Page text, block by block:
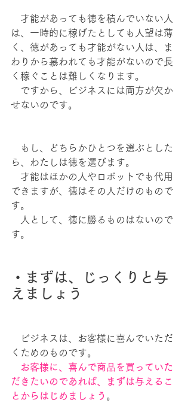
才能があっても徳を積んでいない人
は、一時的に稼げたとしても人望は薄
く、徳があっても才能がない人は、ま
わりから慕われても才能がないので長
く稼ぐことは難しくなります。
ですから、ビジネスには両方が欠か
せないのです。
もし、どちらかひとつを選ぶとした
ら、わたしは徳を選びます。
才能はほかの人やロボットでも代用
できますが、徳はその人だけのもので
す。
人として、徳に勝るものはないので
す。
・まずは、じっくりと与
えましょう
ビジネスは、お客様に喜んでいただ
くためのものです。
お客様に、喜んで商品を買っていた
だきたいのであれば、まずは与えるこ
とからはじめましょう 。